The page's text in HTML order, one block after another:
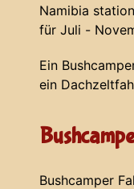
Namibia
für Juli -
Ein
ein
Bushcamper